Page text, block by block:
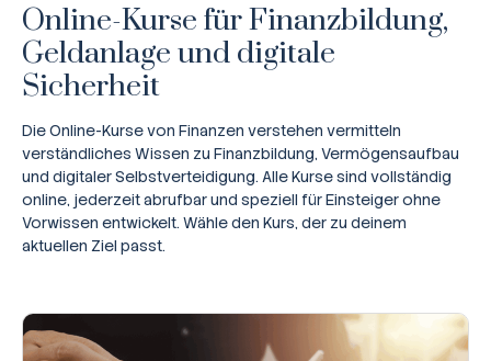
Online Kurse
Online-Kurse für Finanzbildung,
Geldanlage und digitale
Sicherheit
Die Online-Kurse von Finanzen verstehen vermitteln
verständliches Wissen zu Finanzbildung, Vermögensaufbau
und digitaler Selbstverteidigung. Alle Kurse sind vollständig
online, jederzeit abrufbar und speziell für Einsteiger ohne
Vorwissen entwickelt. Wähle den Kurs, der zu deinem
aktuellen Ziel passt.